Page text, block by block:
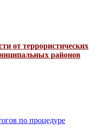
от террористических
районов
по процедуре